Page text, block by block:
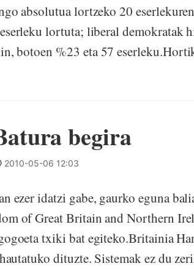
absolutua lortzeko 20
lortuta; liberal demokratak
botoen %23 eta 57
begira
2010-05-06 12:03
ezer idatzi gabe, gaurko eguna
of Great Britain and Northern
txiki bat egiteko.Britainia
dituzte. Sistemak ez du